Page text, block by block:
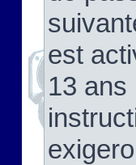
est
13 ans